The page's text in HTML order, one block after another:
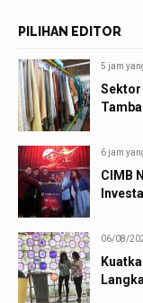
PILIHAN EDITOR
5 jam
Sektor
6 jam
CIMB
06/08/